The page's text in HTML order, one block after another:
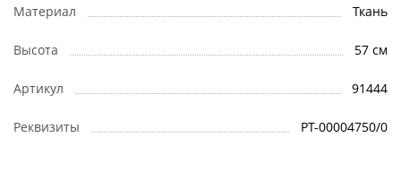
Материал Ткань
Высота 57 см
Артикул 91444
Реквизиты РТ-00004750/0